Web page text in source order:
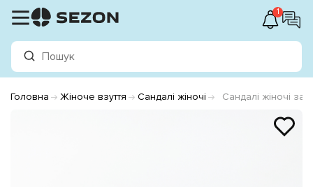
1
Головна Жіноче взуття Сандалі жіночі Сандалі жіночі